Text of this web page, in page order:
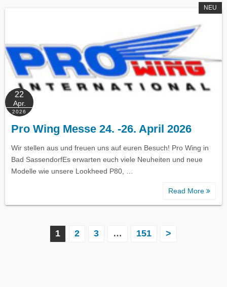
NEU
22
Apr.
2026
Pro Wing Messe 24. -26. April 2026
Wir stellen aus und freuen uns auf euren Besuch! Pro Wing in
Bad SassendorfEs erwarten euch viele Neuheiten und neue
Modelle wie unsere Lookheed P80, …
Read More
1 2 3 … 151 >